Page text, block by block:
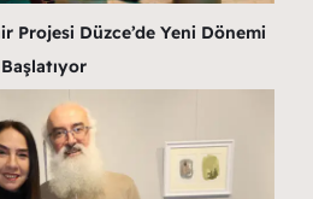
Projesi Düzce’de Yeni Dönemi
Başlatıyor